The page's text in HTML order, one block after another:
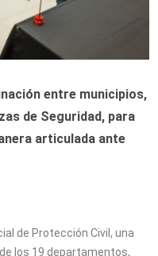
entre municipios,
de Seguridad, para
articulada ante
de Protección Civil, una
los 19 departamentos,